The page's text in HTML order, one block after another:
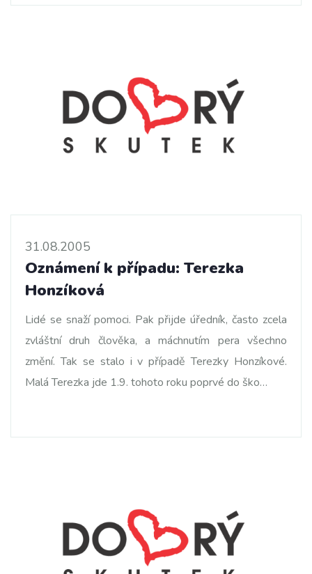
31.08.2005
Oznámení k případu: Terezka
Honzíková
Lidé se snaží pomoci. Pak přijde úředník, často zcela
zvláštní druh člověka, a máchnutím pera všechno
změní. Tak se stalo i v případě Terezky Honzíkové.
Malá Terezka jde 1.9. tohoto roku poprvé do ško…